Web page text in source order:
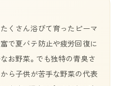
くさん浴びて育ったピーマ
で夏バテ防止や疲労回復に
お野菜。でも独特の青臭さ
ら子供が苦手な野菜の代表